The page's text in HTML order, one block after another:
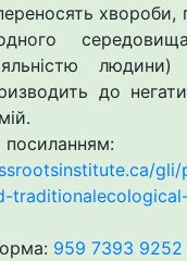
хвороби,
до
посиланням:
gli/
959 7393 9252